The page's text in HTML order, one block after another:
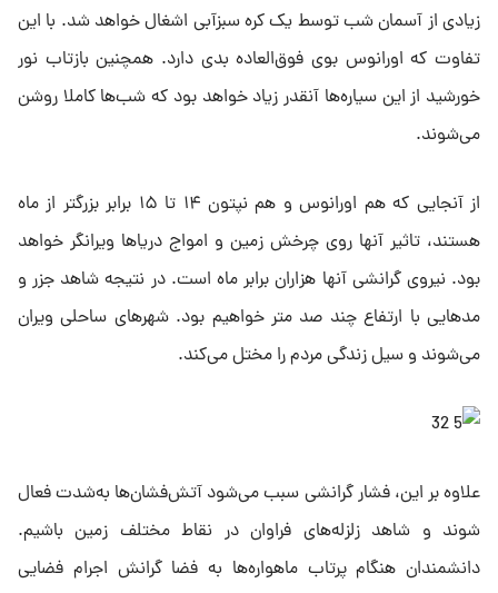
زیادی از آسمان شب توسط یک کره سبزآبی اشغال خواهد شد. با این
تفاوت که اورانوس بوی‌ فوق‌العاده بدی دارد. همچنین بازتاب نور
خورشید از این سیاره‌ها آنقدر زیاد خواهد بود که شب‌ها کاملا روشن
می‌شوند.
از آنجایی که هم اورانوس و هم نپتون ۱۴ تا ۱۵ برابر بزرگتر از ماه
هستند، تاثیر آنها روی چرخش زمین و امواج دریاها ویرانگر خواهد
بود. نیروی گرانشی آنها هزاران برابر ماه است. در نتیجه شاهد جزر و
مدهایی با ارتفاع چند صد متر خواهیم بود. شهرهای ساحلی ویران
می‌شوند و سیل زندگی مردم را مختل می‌کند.
علاوه بر این، فشار گرانشی سبب می‌شود آتش‌فشان‌ها به‌شدت فعال
شوند و شاهد زلزله‌های فراوان در نقاط مختلف زمین باشیم.
دانشمندان هنگام پرتاب ماهواره‌ها به فضا گرانش اجرام فضایی